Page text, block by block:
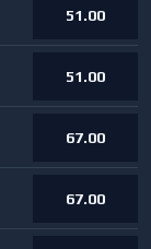
51.00
51.00
67.00
67.00